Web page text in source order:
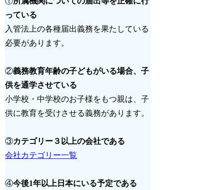
っている
入管法上の各種届出義務を果たしている
必要があります。
②義務教育年齢の子どもがいる場合、子
供を通学させている
小学校・中学校のお子様をもつ親は、子
供に教育を受けさせる義務があります。
③カテゴリー３以上の会社である
会社カテゴリー一覧
④今後1年以上日本にいる予定である